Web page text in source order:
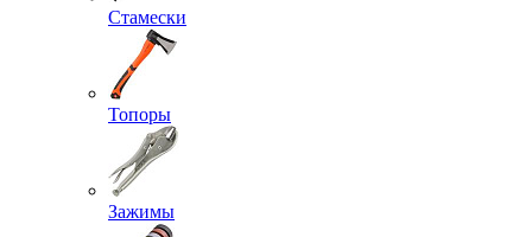
Стамески
Топоры
Зажимы